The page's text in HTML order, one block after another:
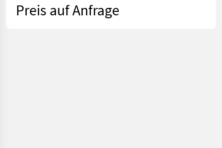
Preis auf Anfrage